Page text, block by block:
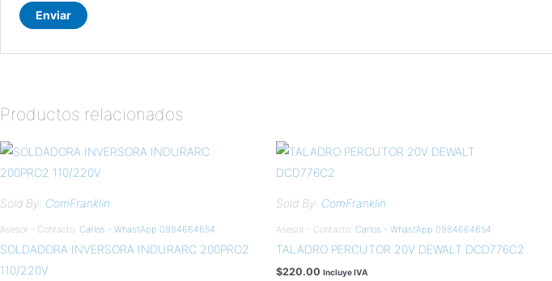
Productos relacionados
Sold By: ComFranklin
Asesor - Contacto: Carlos - WhastApp 0984664654
SOLDADORA INVERSORA INDURARC 200PRO2
110/220V
Sold By: ComFranklin
Asesor - Contacto: Carlos - WhastApp 0984664654
TALADRO PERCUTOR 20V DEWALT DCD776C2
$220.00 Incluye IVA